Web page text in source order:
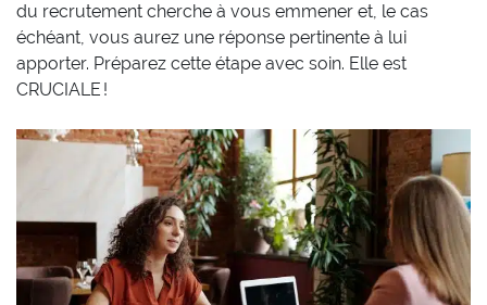
du recrutement cherche à vous emmener et, le cas
échéant, vous aurez une réponse pertinente à lui
apporter. Préparez cette étape avec soin. Elle est
CRUCIALE !